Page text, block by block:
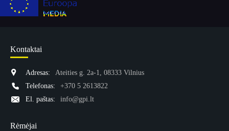
Kontaktai
Adresas:
Ateities g. 2a-1, 08333 Vilnius
Telefonas:
+370 5 2613822
El. paštas:
info@gpi.lt
Rėmėjai